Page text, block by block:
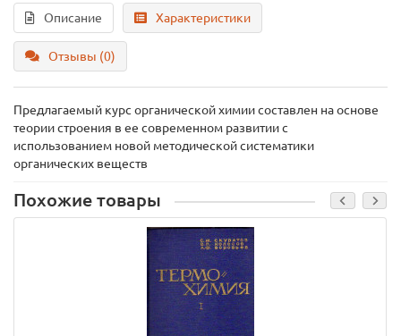
Описание Характеристики
Отзывы (0)
Предлагаемый курс органической химии составлен на основе
теории строения в ее современном развитии с
использованием новой методической систематики
органических веществ
Похожие товары